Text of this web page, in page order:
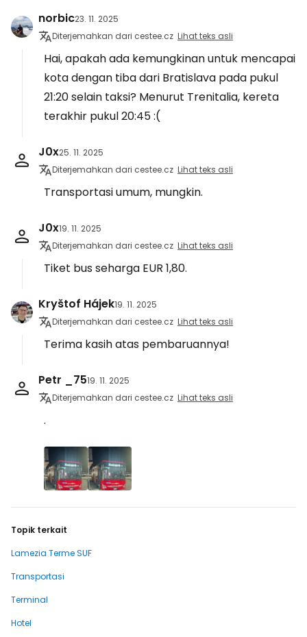
norbic23. 11. 2025
Diterjemahkan dari cestee.cz Lihat teks asli
Hai, apakah ada kemungkinan untuk mencapai
kota dengan tiba dari Bratislava pada pukul
21:20 selain taksi? Menurut Trenitalia, kereta
terakhir pukul 20:45 :(
J0x25. 11. 2025
Diterjemahkan dari cestee.cz Lihat teks asli
Transportasi umum, mungkin.
J0x19. 11. 2025
Diterjemahkan dari cestee.cz Lihat teks asli
Tiket bus seharga EUR 1,80.
Kryštof Hájek19. 11. 2025
Diterjemahkan dari cestee.cz Lihat teks asli
Terima kasih atas pembaruannya!
Petr _7519. 11. 2025
Diterjemahkan dari cestee.cz Lihat teks asli
.
Topik terkait
Lamezia Terme SUF
Transportasi
Terminal
Hotel